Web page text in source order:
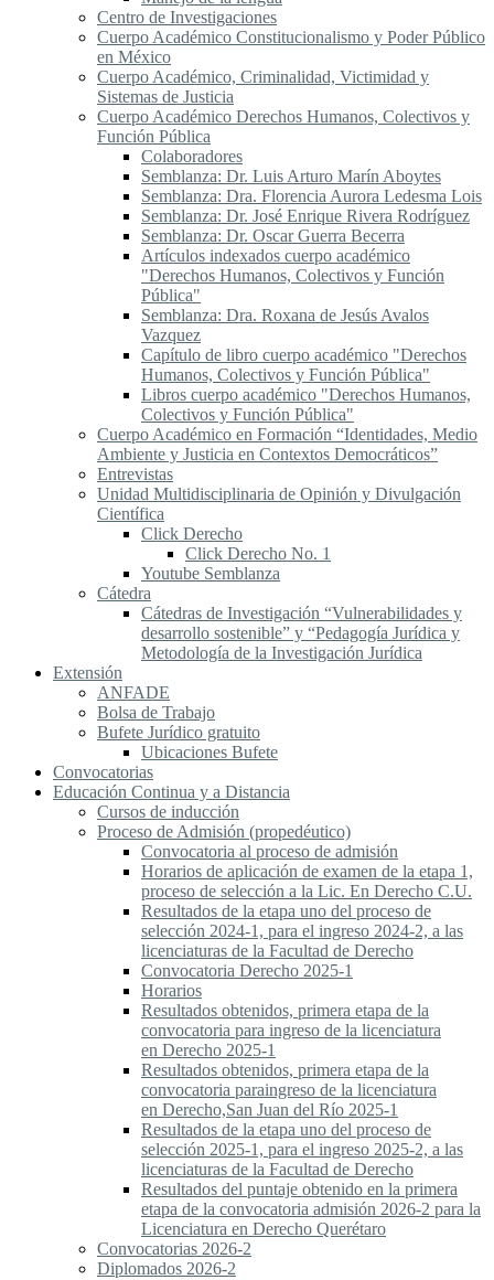
Centro de Investigaciones
Cuerpo Académico Constitucionalismo y Poder Público
en México
Cuerpo Académico, Criminalidad, Victimidad y
Sistemas de Justicia
Cuerpo Académico Derechos Humanos, Colectivos y
Función Pública
Colaboradores
Semblanza: Dr. Luis Arturo Marín Aboytes
Semblanza: Dra. Florencia Aurora Ledesma Lois
Semblanza: Dr. José Enrique Rivera Rodríguez
Semblanza: Dr. Oscar Guerra Becerra
Artículos indexados cuerpo académico
"Derechos Humanos, Colectivos y Función
Pública"
Semblanza: Dra. Roxana de Jesús Avalos
Vazquez
Capítulo de libro cuerpo académico "Derechos
Humanos, Colectivos y Función Pública"
Libros cuerpo académico "Derechos Humanos,
Colectivos y Función Pública"
Cuerpo Académico en Formación “Identidades, Medio
Ambiente y Justicia en Contextos Democráticos”
Entrevistas
Unidad Multidisciplinaria de Opinión y Divulgación
Científica
Click Derecho
Click Derecho No. 1
Youtube Semblanza
Cátedra
Cátedras de Investigación “Vulnerabilidades y
desarrollo sostenible” y “Pedagogía Jurídica y
Metodología de la Investigación Jurídica
Extensión
ANFADE
Bolsa de Trabajo
Bufete Jurídico gratuito
Ubicaciones Bufete
Convocatorias
Educación Continua y a Distancia
Cursos de inducción
Proceso de Admisión (propedéutico)
Convocatoria al proceso de admisión
Horarios de aplicación de examen de la etapa 1,
proceso de selección a la Lic. En Derecho C.U.
Resultados de la etapa uno del proceso de
selección 2024-1, para el ingreso 2024-2, a las
licenciaturas de la Facultad de Derecho
Convocatoria Derecho 2025-1
Horarios
Resultados obtenidos, primera etapa de la
convocatoria para ingreso de la licenciatura
en Derecho 2025-1
Resultados obtenidos, primera etapa de la
convocatoria paraingreso de la licenciatura
en Derecho,San Juan del Río 2025-1
Resultados de la etapa uno del proceso de
selección 2025-1, para el ingreso 2025-2, a las
licenciaturas de la Facultad de Derecho
Resultados del puntaje obtenido en la primera
etapa de la convocatoria admisión 2026-2 para la
Licenciatura en Derecho Querétaro
Convocatorias 2026-2
Diplomados 2026-2